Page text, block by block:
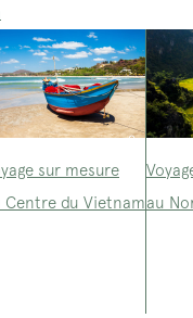
sur mesure
Centre du Vietnamau